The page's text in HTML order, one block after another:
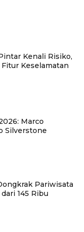
Kenali Risiko,
Keselamatan
Marco
Silverstone
Pariwisata
145 Ribu